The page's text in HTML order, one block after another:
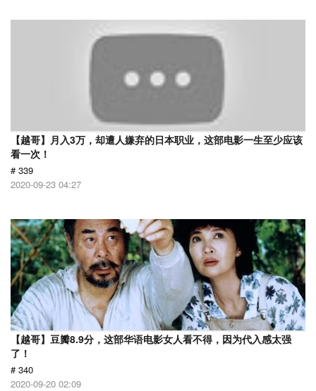
【越哥】月入3万，却遭人嫌弃的日本职业，这部电影一生至少应该
看一次！
# 339
2020-09-23 04:27
【越哥】豆瓣8.9分，这部华语电影女人看不得，因为代入感太强
了！
# 340
2020-09-20 02:09